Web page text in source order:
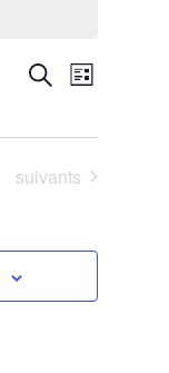
vues
Recherche
de
Liste
Évènements
suivants